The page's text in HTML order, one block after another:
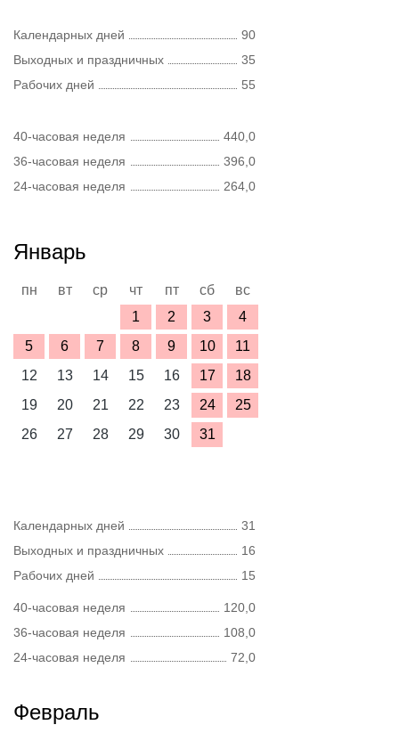
Календарных дней
90
Выходных и праздничных
35
Рабочих дней
55
40-часовая неделя
440,0
36-часовая неделя
396,0
24-часовая неделя
264,0
Январь
пн вт ср чт пт сб
вс
1
2 3
4
5
6 7 8 9 10
11
12
13 14 15 16 17
18
19
20 21 22 23 24
25
26
27 28 29 30 31
Календарных дней
31
Выходных и праздничных
16
Рабочих дней
15
40-часовая неделя
120,0
36-часовая неделя
108,0
24-часовая неделя
72,0
Февраль